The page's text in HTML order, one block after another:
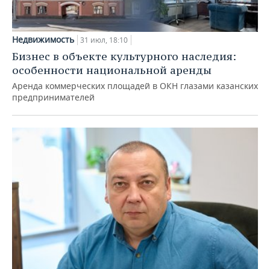
Недвижимость 31 июл, 18:10
Бизнес в объекте культурного наследия:
особенности национальной аренды
Аренда коммерческих площадей в ОКН глазами казанских
предпринимателей